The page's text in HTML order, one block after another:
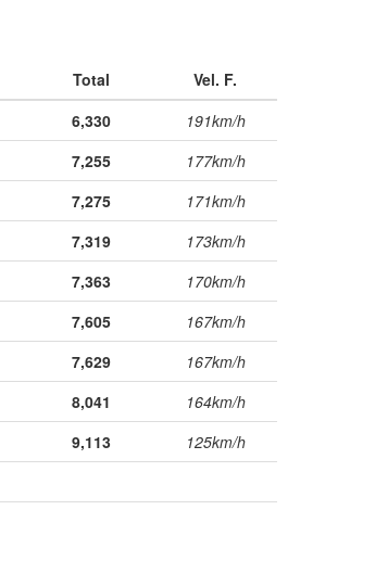
Total
Vel. F.
6,330
191km/h
7,255
177km/h
7,275
171km/h
7,319
173km/h
7,363
170km/h
7,605
167km/h
7,629
167km/h
8,041
164km/h
9,113
125km/h